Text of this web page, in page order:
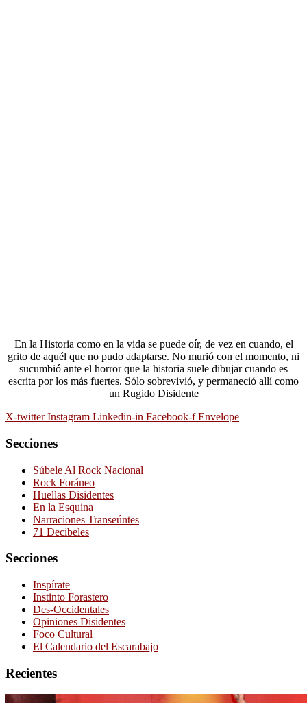
En la Historia como en la vida se puede oír, de vez en cuando, el
grito de aquél que no pudo adaptarse. No murió con el momento, ni
sucumbió ante el horror que la historia suele dibujar cuando es
escrita por los más fuertes. Sólo sobrevivió, y permaneció allí como
un Rugido Disidente
X-twitter Instagram Linkedin-in Facebook-f Envelope
Secciones
Súbele Al Rock Nacional
Rock Foráneo
Huellas Disidentes
En la Esquina
Narraciones Transeúntes
71 Decibeles
Secciones
Inspírate
Instinto Forastero
Des-Occidentales
Opiniones Disidentes
Foco Cultural
El Calendario del Escarabajo
Recientes